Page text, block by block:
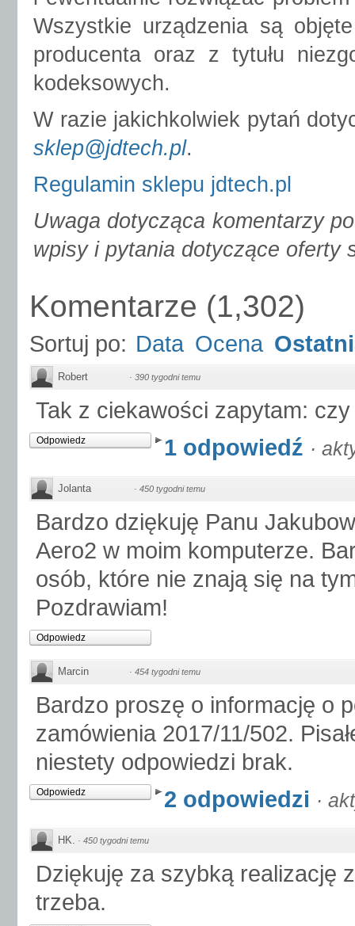
Wszystkie urządzenia są
producenta oraz z tytułu
kodeksowych.
W razie jakichkolwiek pytań
sklep@jdtech.pl.
Regulamin sklepu jdtech.pl
Uwaga dotycząca komentarzy
wpisy i pytania dotyczące oferty
Komentarze (1,302)
Sortuj po: Data Ocena
Robert · 390 tygodni temu
Tak z ciekawości zapytam:
Odpowiedz 1 odpowiedź ·
Jolanta · 450 tygodni temu
Bardzo dziękuję Panu
Aero2 w moim komputerze.
osób, które nie znają się na
Pozdrawiam!
Odpowiedz
Marcin · 454 tygodni temu
Bardzo proszę o informację o
zamówienia 2017/11/502.
niestety odpowiedzi brak.
Odpowiedz 2 odpowiedzi ·
HK. · 450 tygodni temu
Dziękuję za szybką realizację
trzeba.